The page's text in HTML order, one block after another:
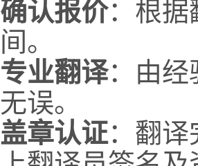
确认报价：根据
间。
专业翻译：由经
无误。
盖章认证：翻译